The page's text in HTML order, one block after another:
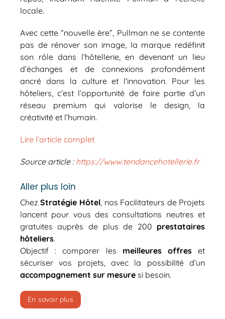
locale.
Avec cette “nouvelle ère”, Pullman ne se contente
pas de rénover son image, la marque redéfinit
son rôle dans l’hôtellerie, en devenant un lieu
d’échanges et de connexions profondément
ancré dans la culture et l’innovation. Pour les
hôteliers, c’est l’opportunité de faire partie d’un
réseau premium qui valorise le design, la
créativité et l’humain.
Lire l’article complet
Source article : https://www.tendancehotellerie.fr
Aller plus loin
ChezStratégie Hôtel , nos Facilitateurs de Projets
lancent pour vous des consultations neutres et
gratuites auprès de plus de 200 prestataires
hôteliers.
Objectif : comparer les meilleures offreset
sécuriser vos projets, avec la possibilité d’un
accompagnement sur mesuresi besoin.
En savoir plus